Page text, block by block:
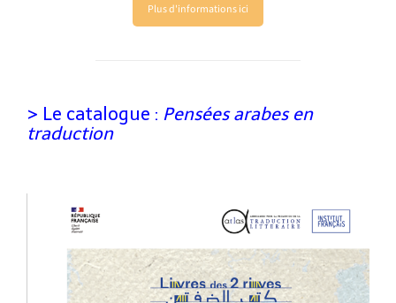
Plus d'informations ici
> Le catalogue : Pensées arabes en
traduction